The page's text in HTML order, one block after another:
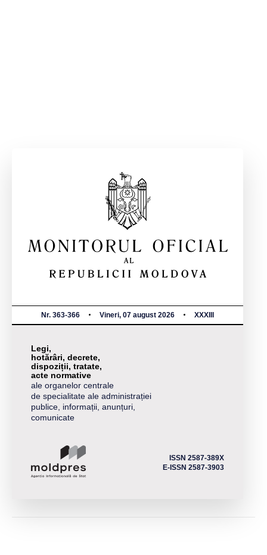
Nr. 363-366 Vineri, 07 august 2026 XXXIII
Legi,
hotărâri, decrete,
dispoziții, tratate,
acte normative
ale organelor centrale
de specialitate ale administrației
publice, informații, anunțuri,
comunicate
ISSN 2587-389X
E-ISSN 2587-3903